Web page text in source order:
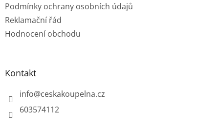
Podmínky ochrany osobních údajů
Reklamační řád
Hodnocení obchodu
Kontakt
info@ceskakoupelna.cz
603574112